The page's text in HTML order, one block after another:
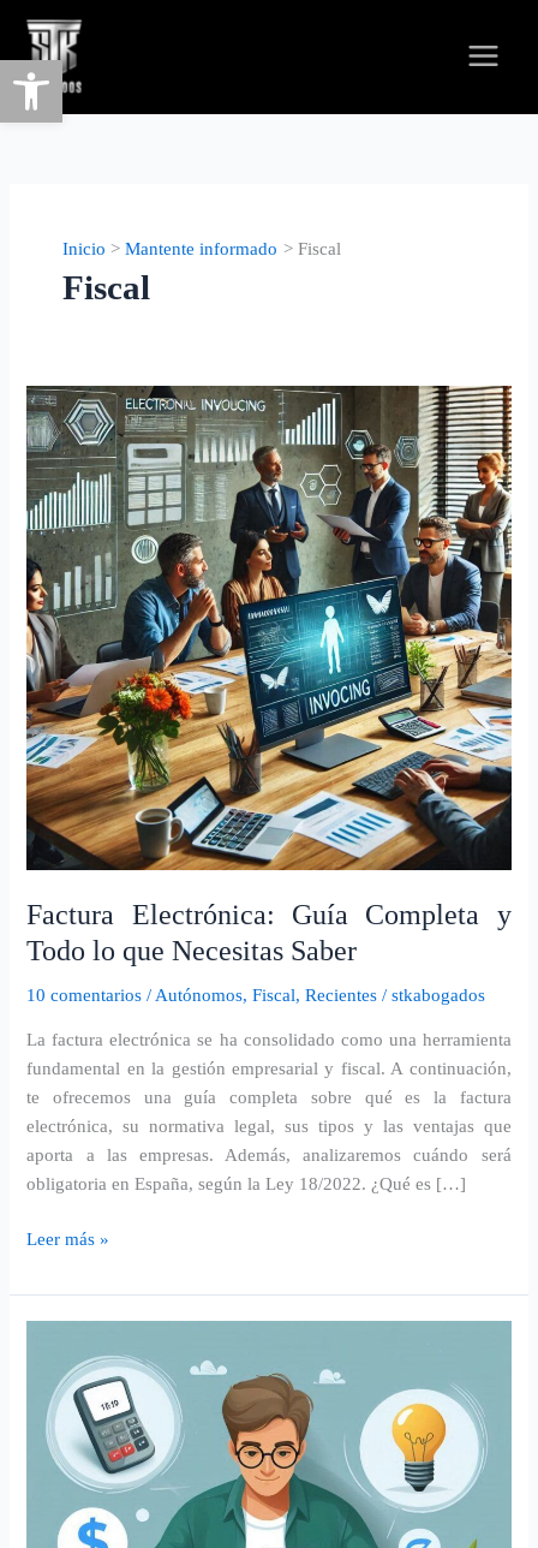
Inicio Mantente informado Fiscal
Fiscal
Factura Electrónica: Guía Completa y
Todo lo que Necesitas Saber
10 comentarios / Autónomos,Fiscal,Recientes /stkabogados
La factura electrónica se ha consolidado como una herramienta
fundamental en la gestión empresarial y fiscal. A continuación,
te ofrecemos una guía completa sobre qué es la factura
electrónica, su normativa legal, sus tipos y las ventajas que
aporta a las empresas. Además, analizaremos cuándo será
obligatoria en España, según la Ley 18/2022. ¿Qué es […]
Factura
Electrónica:
Guía
Completa
y
Todo
lo
que
Necesitas
Saber
Leer más »
integral
para
autónomos,
una
necesidad!
Abrir barra de herramientas